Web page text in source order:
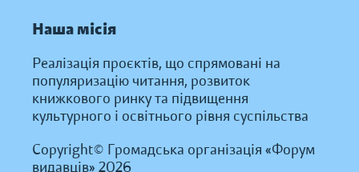
Наша місія
Реалізація проєктів, що спрямовані на
популяризацію читання, розвиток
книжкового ринку та підвищення
культурного і освітнього рівня суспільства
Copyright© Громадська організація «Форум
видавців» 2026